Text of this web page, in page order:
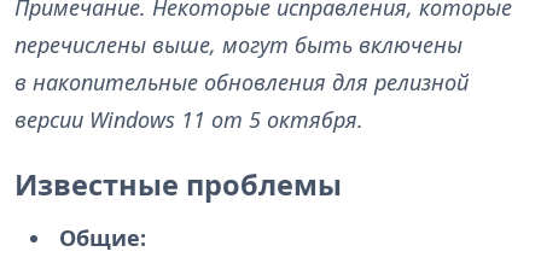
Примечание. Некоторые исправления, которые
перечислены выше, могут быть включены
в накопительные обновления для релизной
версии Windows 11 от 5 октября.
Известные проблемы
Общие: